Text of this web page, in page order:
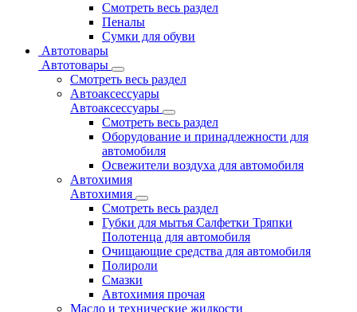
Смотреть весь раздел
Пеналы
Сумки для обуви
Автотовары
Автотовары
Смотреть весь раздел
Автоаксессуары
Автоаксессуары
Смотреть весь раздел
Оборудование и принадлежности для
автомобиля
Освежители воздуха для автомобиля
Автохимия
Автохимия
Смотреть весь раздел
Губки для мытья Салфетки Тряпки
Полотенца для автомобиля
Очищающие средства для автомобиля
Полироли
Смазки
Автохимия прочая
Масло и технические жидкости